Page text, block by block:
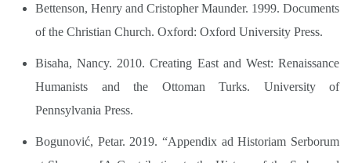
Bettenson, Henry and Cristopher Maunder. 1999. Documents
of the Christian Church. Oxford: Oxford University Press.
Bisaha, Nancy. 2010. Creating East and West: Renaissance
Humanists and the Ottoman Turks. University of
Pennsylvania Press.
Bogunović, Petar. 2019. “Appendix ad Historiam Serborum